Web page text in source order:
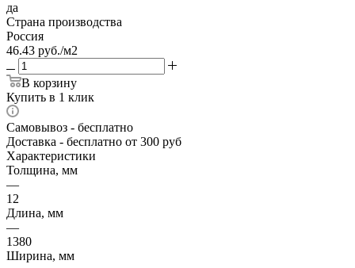
да
Страна производства
Россия
46.43 руб./м2
В корзину
Купить в 1 клик
Самовывоз - бесплатно
Доставка - бесплатно от 300 руб
Характеристики
Толщина, мм
—
12
Длина, мм
—
1380
Ширина, мм